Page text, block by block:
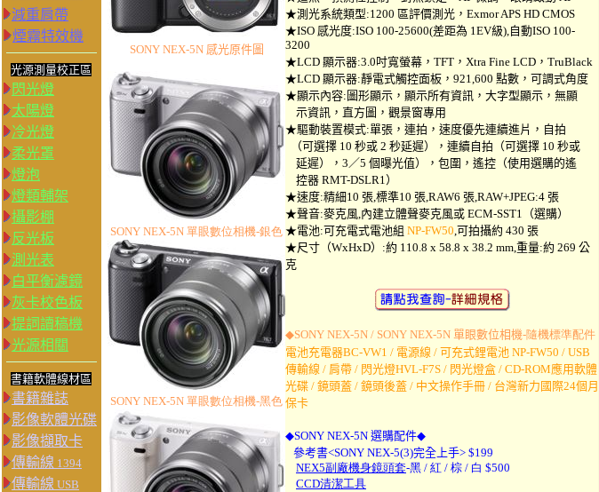
減重肩帶
煙霧特效機
光源測量校正區
閃光燈
太陽燈
冷光燈
柔光罩
燈泡
燈類輔架
攝影棚
反光板
測光表
白平衡濾鏡
灰卡校色板
提詞讀稿機
光源相關
書籍軟體線材區
書籍雜誌
影像軟體光碟
影像擷取卡
傳輸線 1394
傳輸線 USB
SONY NEX-5N 感光原件圖
SONY NEX-5N 單眼數位相機-銀色
SONY NEX-5N 單眼數位相機-黑色
★測光系統類型:1200 區評價測光，Exmor APS HD CMOS
★ISO 感光度:ISO 100-25600(差距為 1EV級),自動ISO 100-
3200
★LCD 顯示器:3.0吋寬螢幕，TFT，Xtra Fine LCD，TruBlack
★LCD 顯示器:靜電式觸控面板，921,600 點數，可調式角度
★顯示內容:圖形顯示，顯示所有資訊，大字型顯示，無顯
示資訊，直方圖，觀景窗專用
★驅動裝置模式:單張，連拍，速度優先連續進片，自拍
（可選擇 10 秒或 2 秒延遲），連續自拍（可選擇 10 秒或
延遲），3／5 個曝光值），包圍，遙控（使用選購的遙
控器 RMT-DSLR1）
★速度:精細10 張,標準10 張,RAW6 張,RAW+JPEG:4 張
★聲音:麥克風,內建立體聲麥克風或 ECM-SST1（選購）
★電池:可充電式電池組 NP-FW50,可拍攝約 430 張
★尺寸（WxHxD）:約 110.8 x 58.8 x 38.2 mm,重量:約 269 公
克
◆SONY NEX-5N / SONY NEX-5N 單眼數位相機-隨機標準配件
電池充電器BC-VW1 / 電源線 / 可充式鋰電池 NP-FW50 / USB
傳輸線 / 肩帶 / 閃光燈HVL-F7S / 閃光燈盒 / CD-ROM應用軟體
光碟 / 鏡頭蓋 / 鏡頭後蓋 / 中文操作手冊 / 台灣新力國際24個月
保卡
◆SONY NEX-5N 選購配件◆
參考書<SONY NEX-5(3)完全上手> $199
NEX5副廠機身鏡頭套-黑 / 紅 / 棕 / 白 $500
CCD清潔工具